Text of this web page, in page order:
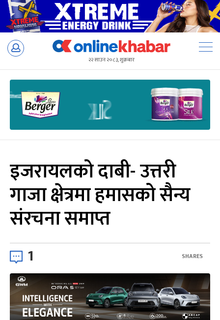
Skip
२२ साउन २०८३, शुक्रबार
इजरायलको दाबी- उत्तरी
गाजा क्षेत्रमा हमासको सैन्य
संरचना समाप्त
1 SHARES